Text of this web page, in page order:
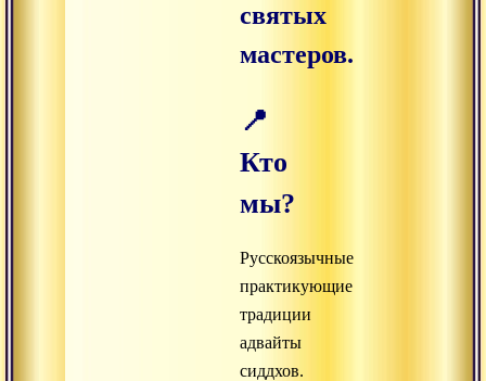
святых
мастеров.
📍
Кто
мы?
Русскоязычные
практикующие
традиции
адвайты
сиддхов.